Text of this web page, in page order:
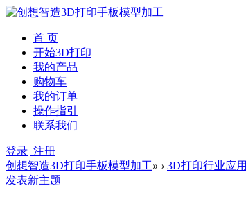
首 页
开始3D打印
我的产品
购物车
我的订单
操作指引
联系我们
登录 注册
创想智造3D打印手板模型加工» › 3D打印行业应用
发表新主题